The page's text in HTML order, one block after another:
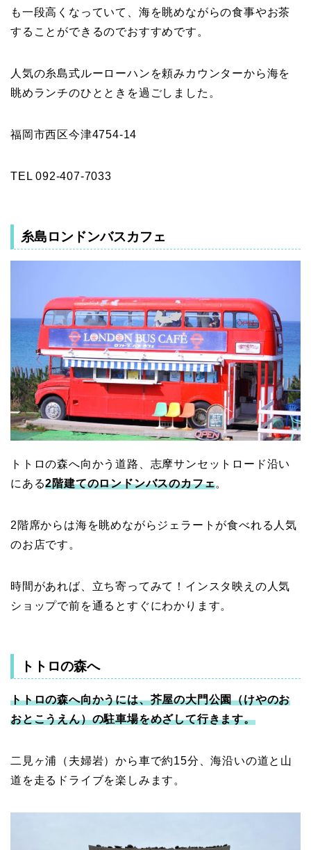
も一段高くなっていて、海を眺めながらの食事やお茶
することができるのでおすすめです。
人気の糸島式ルーローハンを頼みカウンターから海を
眺めランチのひとときを過ごしました。
福岡市西区今津4754-14
TEL 092-407-7033
糸島ロンドンバスカフェ
トトロの森へ向かう道路、志摩サンセットロード沿い
にある2階建てのロンドンバスのカフェ。
2階席からは海を眺めながらジェラートが食べれる人気
のお店です。
時間があれば、立ち寄ってみて！インスタ映えの人気
ショップで前を通るとすぐにわかります。
トトロの森へ
トトロの森へ向かうには、芥屋の大門公園（けやのお
おとこうえん）の駐車場をめざして行きます。
二見ヶ浦（夫婦岩）から車で約15分、海沿いの道と山
道を走るドライブを楽しみます。